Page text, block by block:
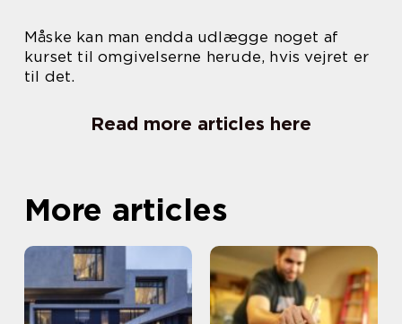
Måske kan man endda udlægge noget af
kurset til omgivelserne herude, hvis vejret er
til det.
Read more articles here
More articles